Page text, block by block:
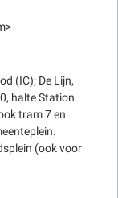
(IC); De Lijn,
halte Station
tram 7 en
(ook voor